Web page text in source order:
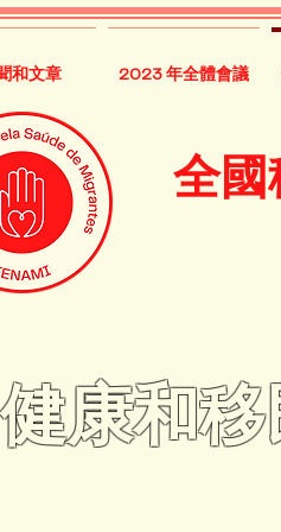
和文章 2023 年全體會議
全國
健康和